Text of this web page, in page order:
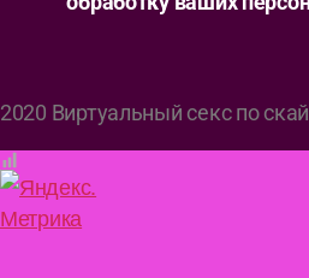
©
2020 Виртуальный секс по